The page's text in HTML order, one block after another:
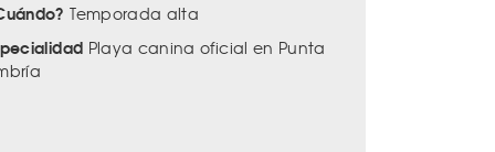
Temporada alta
Playa canina oficial en Punta